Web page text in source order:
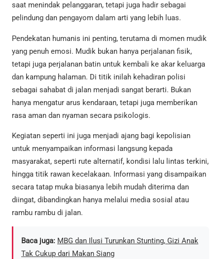
saat menindak pelanggaran, tetapi juga hadir sebagai
pelindung dan pengayom dalam arti yang lebih luas.
Pendekatan humanis ini penting, terutama di momen mudik
yang penuh emosi. Mudik bukan hanya perjalanan fisik,
tetapi juga perjalanan batin untuk kembali ke akar keluarga
dan kampung halaman. Di titik inilah kehadiran polisi
sebagai sahabat di jalan menjadi sangat berarti. Bukan
hanya mengatur arus kendaraan, tetapi juga memberikan
rasa aman dan nyaman secara psikologis.
Kegiatan seperti ini juga menjadi ajang bagi kepolisian
untuk menyampaikan informasi langsung kepada
masyarakat, seperti rute alternatif, kondisi lalu lintas terkini,
hingga titik rawan kecelakaan. Informasi yang disampaikan
secara tatap muka biasanya lebih mudah diterima dan
diingat, dibandingkan hanya melalui media sosial atau
rambu rambu di jalan.
Baca juga: MBG dan Ilusi Turunkan Stunting, Gizi Anak
Tak Cukup dari Makan Siang